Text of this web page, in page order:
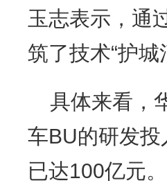
玉志表示，通
筑了技术“护城
具体来看，
车BU的研发
已达100亿元。